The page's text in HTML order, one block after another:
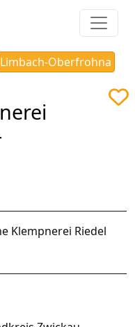
Limbach-Oberfrohna
Klempnerei Riedel